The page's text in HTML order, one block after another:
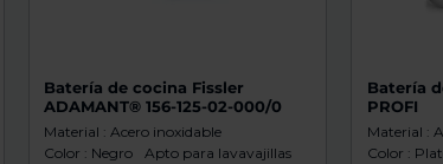
Batería de cocina Fissler
ADAMANT® 156-125-02-000/0
Material : Acero inoxidable
Color : Negro
Apto para lavavajillas
Batería
PROFI
Material :
Color :